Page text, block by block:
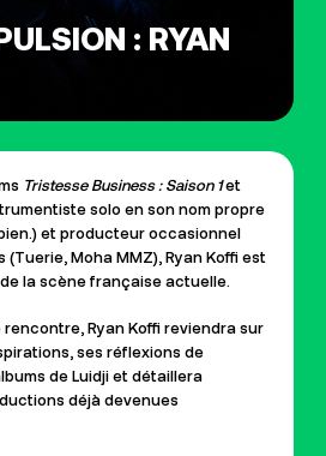
: RYAN
Tristesse Business : Saison 1et
solo en son nom propre
et producteur occasionnel
(Tuerie, Moha MMZ), Ryan Koffi est
la scène française actuelle.
rencontre, Ryan Koffi reviendra sur
ses réflexions de
de Luidji et détaillera
déjà devenues